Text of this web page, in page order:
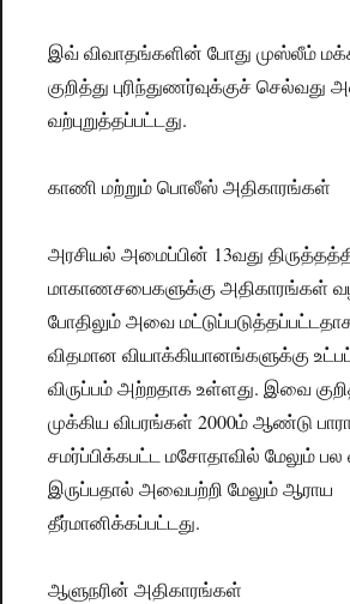
இவ் விவாதங்களின் போது முஸ்லீம்
குறித்து புரிந்துணர்வுக்குச் செல்வது
வற்புறுத்தப்பட்டது.
காணி மற்றும் பொலீஸ் அதிகாரங்கள்
அரசியல் அமைப்பின் 13வது
மாகாணசபைகளுக்கு அதிகாரங்கள்
போதிலும் அவை
விதமான வியாக்கியானங்களுக்கு
விருப்பம் அற்றதாக உள்ளது. இவை
முக்கிய விபரங்கள் 2000ம் ஆண்டு
சமர்ப்பிக்கபட்ட மசோதாவில் மேலும்
இருப்பதால் அவைபற்றி மேலும் ஆராய
தீர்மானிக்கப்பட்டது.
ஆளுநரின் அதிகாரங்கள்